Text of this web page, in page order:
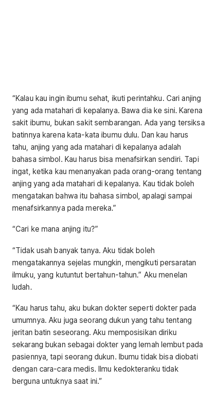
“Kalau kau ingin ibumu sehat, ikuti perintahku. Cari anjing
yang ada matahari di kepalanya. Bawa dia ke sini. Karena
sakit ibumu, bukan sakit sembarangan. Ada yang tersiksa
batinnya karena kata-kata ibumu dulu. Dan kau harus
tahu, anjing yang ada matahari di kepalanya adalah
bahasa simbol. Kau harus bisa menafsirkan sendiri. Tapi
ingat, ketika kau menanyakan pada orang-orang tentang
anjing yang ada matahari di kepalanya. Kau tidak boleh
mengatakan bahwa itu bahasa simbol, apalagi sampai
menafsirkannya pada mereka.”
“Cari ke mana anjing itu?”
“Tidak usah banyak tanya. Aku tidak boleh
mengatakannya sejelas mungkin, mengikuti persaratan
ilmuku, yang kutuntut bertahun-tahun.” Aku menelan
ludah.
“Kau harus tahu, aku bukan dokter seperti dokter pada
umumnya. Aku juga seorang dukun yang tahu tentang
jeritan batin seseorang. Aku memposisikan diriku
sekarang bukan sebagai dokter yang lemah lembut pada
pasiennya, tapi seorang dukun. Ibumu tidak bisa diobati
dengan cara-cara medis. Ilmu kedokteranku tidak
berguna untuknya saat ini.”